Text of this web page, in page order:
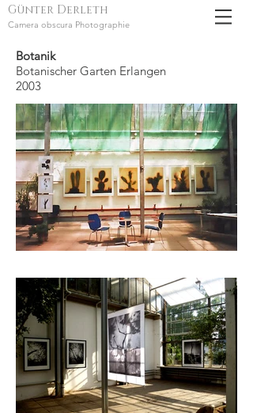
Camera obscura Photographie
Günter Derleth
Botanik
Botanischer Garten Erlangen
2003